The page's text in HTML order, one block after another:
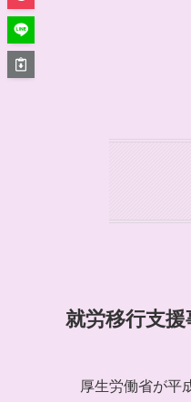
就労移行支
厚生労働省が平